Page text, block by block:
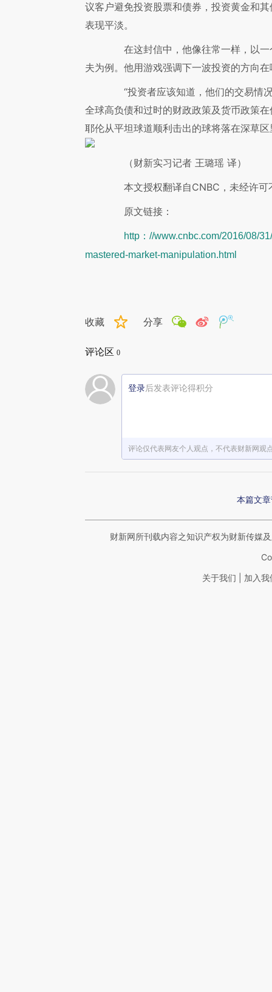
议客户避免投资股票和债券，投资黄金和
表现平淡。
在这封信中，他像往常一样，以一
夫为例。他用游戏强调下一波投资的方向
“投资者应该知道，他们的交易情况
全球高负债和过时的财政政策及货币政策
耶伦从平坦球道顺利击出的球将落在深草区
（财新实习记者 王璐瑶 译）
本文授权翻译自CNBC，未经许可
原文链接：
http：//www.cnbc.com/2016/08/
mastered-market-manipulation.html
收藏 分享
评论区 0
登录后发表评论得积分
评论仅代表网友个人观点，不代表财新网观
本篇文
财新网所刊载内容之知识产权为财新传媒
关于我们 加入我